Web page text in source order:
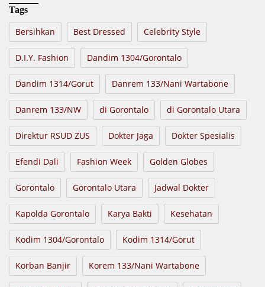
Tags
Bersihkan Best Dressed Celebrity Style
D.I.Y. Fashion Dandim 1304/Gorontalo
Dandim 1314/Gorut Danrem 133/Nani Wartabone
Danrem 133/NW di Gorontalo di Gorontalo Utara
Direktur RSUD ZUS Dokter Jaga Dokter Spesialis
Efendi Dali Fashion Week Golden Globes
Gorontalo Gorontalo Utara Jadwal Dokter
Kapolda Gorontalo Karya Bakti Kesehatan
Kodim 1304/Gorontalo Kodim 1314/Gorut
Korban Banjir Korem 133/Nani Wartabone